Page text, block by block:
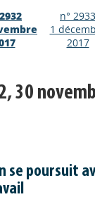
n° 2933
1
2017
30
se poursuit